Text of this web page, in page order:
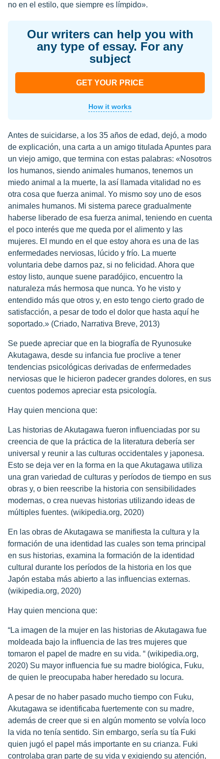
no en el estilo, que siempre es límpido».
Our writers can help you with
any type of essay. For any
subject
GET YOUR PRICE
How it works
Antes de suicidarse, a los 35 años de edad, dejó, a modo
de explicación, una carta a un amigo titulada Apuntes para
un viejo amigo, que termina con estas palabras: «Nosotros
los humanos, siendo animales humanos, tenemos un
miedo animal a la muerte, la así llamada vitalidad no es
otra cosa que fuerza animal. Yo mismo soy uno de esos
animales humanos. Mi sistema parece gradualmente
haberse liberado de esa fuerza animal, teniendo en cuenta
el poco interés que me queda por el alimento y las
mujeres. El mundo en el que estoy ahora es una de las
enfermedades nerviosas, lúcido y frío. La muerte
voluntaria debe darnos paz, si no felicidad. Ahora que
estoy listo, aunque suene paradójico, encuentro la
naturaleza más hermosa que nunca. Yo he visto y
entendido más que otros y, en esto tengo cierto grado de
satisfacción, a pesar de todo el dolor que hasta aquí he
soportado.» (Criado, Narrativa Breve, 2013)
Se puede apreciar que en la biografía de Ryunosuke
Akutagawa, desde su infancia fue proclive a tener
tendencias psicológicas derivadas de enfermedades
nerviosas que le hicieron padecer grandes dolores, en sus
cuentos podemos apreciar esta psicología.
Hay quien menciona que:
Las historias de Akutagawa fueron influenciadas por su
creencia de que la práctica de la literatura debería ser
universal y reunir a las culturas occidentales y japonesa.
Esto se deja ver en la forma en la que Akutagawa utiliza
una gran variedad de culturas y períodos de tiempo en sus
obras y, o bien reescribe la historia con sensibilidades
modernas, o crea nuevas historias utilizando ideas de
múltiples fuentes. (wikipedia.org, 2020)
En las obras de Akutagawa se manifiesta la cultura y la
formación de una identidad las cuales son tema principal
en sus historias, examina la formación de la identidad
cultural durante los períodos de la historia en los que
Japón estaba más abierto a las influencias externas.
(wikipedia.org, 2020)
Hay quien menciona que:
“La imagen de la mujer en las historias de Akutagawa fue
moldeada bajo la influencia de las tres mujeres que
tomaron el papel de madre en su vida. “ (wikipedia.org,
2020) Su mayor influencia fue su madre biológica, Fuku,
de quien le preocupaba haber heredado su locura.
A pesar de no haber pasado mucho tiempo con Fuku,
Akutagawa se identificaba fuertemente con su madre,
además de creer que si en algún momento se volvía loco
la vida no tenía sentido. Sin embargo, sería su tía Fuki
quien jugó el papel más importante en su crianza. Fuki
controlaba gran parte de su vida y exigiendo su atención,